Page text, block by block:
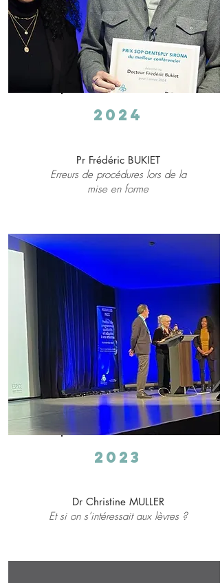
2024
Pr Frédéric BUKIET
Erreurs de procédures lors de la
mise en forme
2023
Dr Christine MULLER
Et si on s’intéressait aux lèvres ?